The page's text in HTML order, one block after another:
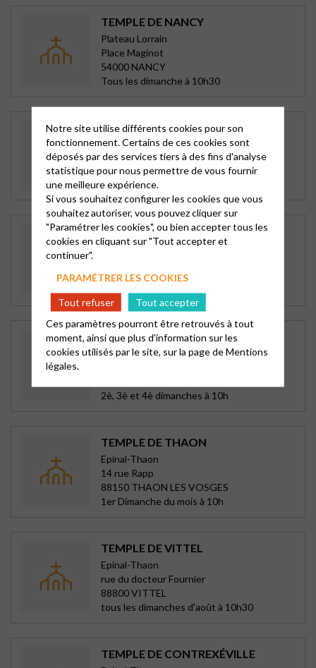
TEMPLE DE NANCY
Plateau Lorrain
Place Maginot
54000 NANCY
Tous les dimanche à 10h30
TEMPLE DE LUNÉVILLE
2 rue Charles Vue
54300 LUNEVILLE
1°, 3° et 4° dimanche du mois
TEMPLE DE SAINT DIÉ
Vosges -Meurthe
88100 ST DIE
TEMPLE ET FRATERNITE D’EPINAL
Epinal-Thaon
2è, 3è et 4è dimanches à 10h
TEMPLE DE THAON
Epinal-Thaon
14 rue Rapp
88150 THAON LES VOSGES
1er Dimanche du mois à 10h
TEMPLE DE VITTEL
Epinal-Thaon
rue du docteur Fournier
88800 VITTEL
tous les dimanches d'août à 10h30
TEMPLE DE CONTREXÉVILLE
Notre site utilise différents cookies pour son
fonctionnement. Certains de ces cookies sont
déposés par des services tiers à des fins d'analyse
statistique pour nous permettre de vous fournir
une meilleure expérience.
Si vous souhaitez configurer les cookies que vous
souhaitez autoriser, vous pouvez cliquer sur
"Paramétrer les cookies", ou bien accepter tous les
cookies en cliquant sur "Tout accepter et
continuer".
PARAMÉTRER LES COOKIES
Tout refuser
Tout accepter
Ces paramètres pourront être retrouvés à tout
moment, ainsi que plus d'information sur les
cookies utilisés par le site, sur la page deMentions
légales.